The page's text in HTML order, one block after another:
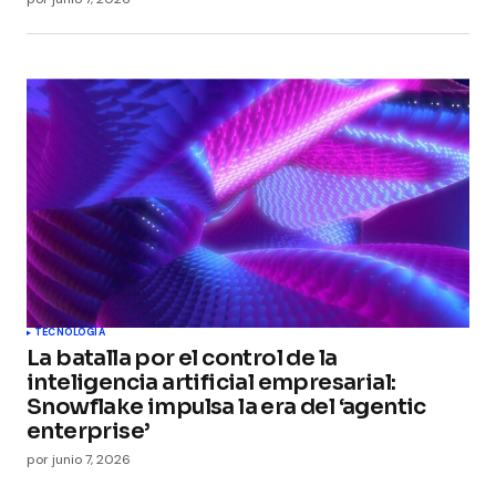
TECNOLOGÍA
La batalla por el control de la
inteligencia artificial empresarial:
Snowflake impulsa la era del ‘agentic
enterprise’
por junio 7, 2026